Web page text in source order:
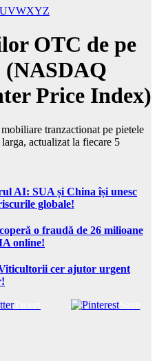
UVWXYZ
OTC de pe
Price Index)
tranzactionat pe pietele
actualizat la fiecare 5
AI: SUA și China își unesc
globale!
o fraudă de 26 milioane
online!
cer ajutor urgent
Tweet Save